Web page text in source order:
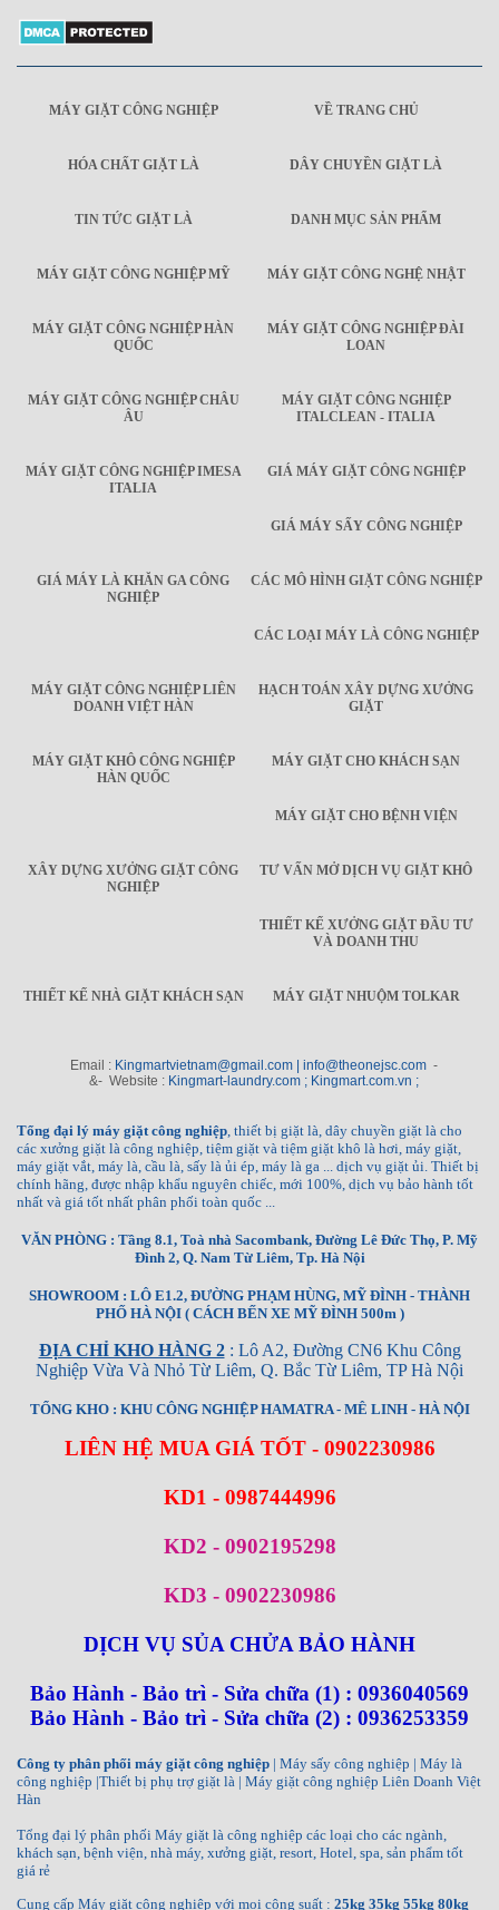
MÁY GIẶT CÔNG NGHIỆP VỀ TRANG CHỦ
HÓA CHẤT GIẶT LÀ DÂY CHUYỀN GIẶT LÀ
TIN TỨC GIẶT LÀ DANH MỤC SẢN PHẨM
MÁY GIẶT CÔNG NGHIỆP MỸ MÁY GIẶT CÔNG NGHỆ NHẬT
MÁY GIẶT CÔNG NGHIỆP HÀN
QUỐC
MÁY GIẶT CÔNG NGHIỆP ĐÀI
LOAN
MÁY GIẶT CÔNG NGHIỆP CHÂU
ÂU
MÁY GIẶT CÔNG NGHIỆP
ITALCLEAN - ITALIA
MÁY GIẶT CÔNG NGHIỆP IMESA
ITALIA
GIÁ MÁY GIẶT CÔNG NGHIỆP
GIÁ MÁY SẤY CÔNG NGHIỆP
GIÁ MÁY LÀ KHĂN GA CÔNG
NGHIỆP
CÁC MÔ HÌNH GIẶT CÔNG NGHIỆP
CÁC LOẠI MÁY LÀ CÔNG NGHIỆP
MÁY GIẶT CÔNG NGHIỆP LIÊN
DOANH VIỆT HÀN
HẠCH TOÁN XÂY DỰNG XƯỞNG
GIẶT
MÁY GIẶT KHÔ CÔNG NGHIỆP
HÀN QUỐC
MÁY GIẶT CHO KHÁCH SẠN
MÁY GIẶT CHO BỆNH VIỆN
XÂY DỰNG XƯỞNG GIẶT CÔNG
NGHIỆP
TƯ VẤN MỞ DỊCH VỤ GIẶT KHÔ
THIẾT KẾ XƯỞNG GIẶT ĐẦU TƯ
VÀ DOANH THU
THIẾT KẾ NHÀ GIẶT KHÁCH SẠN MÁY GIẶT NHUỘM TOLKAR
Email : Kingmartvietnam@gmail.com | info@theonejsc.com -
&- Website : Kingmart-laundry.com ; Kingmart.com.vn ;
Tổng đại lý máy giặt công nghiệp , thiết bị giặt là, dây chuyền giặt là cho
các xưởng giặt là công nghiệp, tiệm giặt và tiệm giặt khô là hơi, máy giặt,
máy giặt vắt, máy là, cầu là, sấy là ủi ép, máy là ga ... dịch vụ giặt ủi. Thiết bị
chính hãng, được nhập khẩu nguyên chiếc, mới 100%, dịch vụ bảo hành tốt
nhất và giá tốt nhất phân phối toàn quốc ...
VĂN PHÒNG : Tầng 8.1, Toà nhà Sacombank, Đường Lê Đức Thọ, P. Mỹ
Đình 2, Q. Nam Từ Liêm, Tp. Hà Nội
SHOWROOM : LÔ E1.2, ĐƯỜNG PHẠM HÙNG, MỸ ĐÌNH - THÀNH
PHỐ HÀ NỘI ( CÁCH BẾN XE MỸ ĐÌNH 500m )
ĐỊA CHỈ KHO HÀNG 2: Lô A2, Đường CN6 Khu Công
Nghiệp Vừa Và Nhỏ Từ Liêm, Q. Bắc Từ Liêm, TP Hà Nội
TỔNG KHO : KHU CÔNG NGHIỆP HAMATRA - MÊ LINH - HÀ NỘI
LIÊN HỆ MUA GIÁ TỐT - 0902230986
KD1 - 0987444996
KD2 - 0902195298
KD3 - 0902230986
DỊCH VỤ SỦA CHỬA BẢO HÀNH
Bảo Hành - Bảo trì - Sửa chữa (1) : 0936040569
Bảo Hành - Bảo trì - Sửa chữa (2) : 0936253359
Công ty phân phối máy giặt công nghiệp | Máy sấy công nghiệp | Máy là
công nghiệp |Thiết bị phụ trợ giặt là | Máy giặt công nghiệp Liên Doanh Việt
Hàn
Tổng đại lý phân phối Máy giặt là công nghiệp các loại cho các ngành,
khách sạn, bệnh viện, nhà máy, xưởng giặt, resort, Hotel, spa, sản phẩm tốt
giá rẻ
Cung cấp Máy giặt công nghiệp với mọi công suất : 25kg 35kg 55kg 80kg